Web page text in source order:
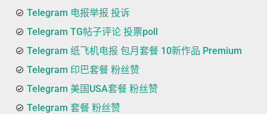
Telegram 电报举报 投诉
Telegram TG帖子评论 投票poll
Telegram 纸飞机电报 包月套餐 10新作品 Premium
Telegram 印巴套餐 粉丝赞
Telegram 美国USA套餐 粉丝赞
Telegram 套餐 粉丝赞